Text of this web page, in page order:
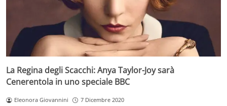
La Regina degli Scacchi: Anya Taylor-Joy sarà
Cenerentola in uno speciale BBC
Eleonora Giovannini 7 Dicembre 2020